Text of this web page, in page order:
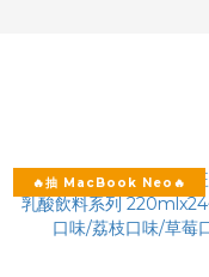
🔥抽 MacBook Neo🔥